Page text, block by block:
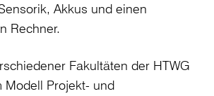
Akkus und einen
Rechner.
Fakultäten der HTWG
Modell Projekt- und